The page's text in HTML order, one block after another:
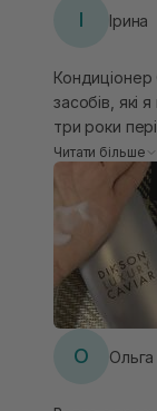
І Ірина
засобів, які
три роки
приємний
для
зволожує і
фарбоване
блискуче,
залишається
Читати більше
О Ольга